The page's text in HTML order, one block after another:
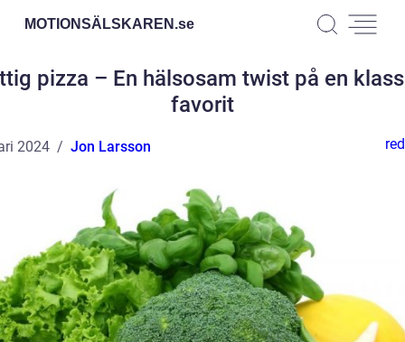
MOTIONSÄLSKAREN.se
pizza – En hälsosam twist på en
favorit
2024 Jon Larsson